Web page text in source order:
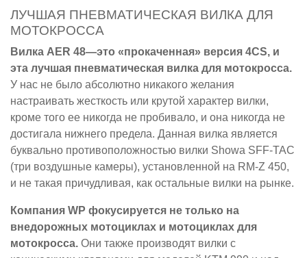
ЛУЧШАЯ ПНЕВМАТИЧЕСКАЯ ВИЛКА ДЛЯ
МОТОКРОССА
Вилка AER 48—это «прокаченная» версия 4CS, и
эта лучшая пневматическая вилка для мотокросса.
У нас не было абсолютно никакого желания
настраивать жесткость или крутой характер вилки,
кроме того ее никогда не пробивало, и она никогда не
достигала нижнего предела. Данная вилка является
буквально противоположностью вилки Showa SFF-TAC
(три воздушные камеры), установленной на RM-Z 450,
и не такая причудливая, как остальные вилки на рынке.
Компания WP фокусируется не только на
внедорожных мотоциклах и мотоциклах для
мотокросса. Они также производят вилки с